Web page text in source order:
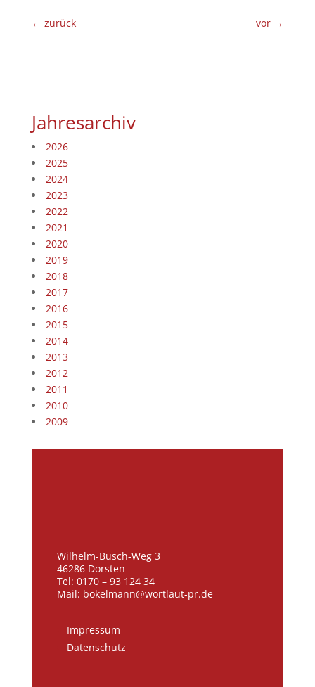
← zurück vor →
Jahresarchiv
2026
2025
2024
2023
2022
2021
2020
2019
2018
2017
2016
2015
2014
2013
2012
2011
2010
2009
Wilhelm-Busch-Weg 3
46286 Dorsten
Tel: 0170 – 93 124 34
Mail: bokelmann@wortlaut-pr.de
Impressum
Datenschutz